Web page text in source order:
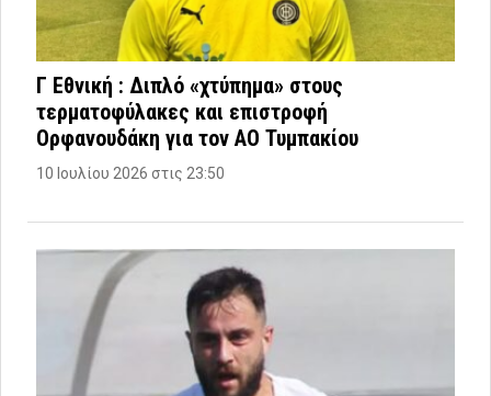
Γ Εθνική : Διπλό «χτύπημα» στους
τερματοφύλακες και επιστροφή
Ορφανουδάκη για τον ΑΟ Τυμπακίου
10 Ιουλίου 2026 στις 23:50